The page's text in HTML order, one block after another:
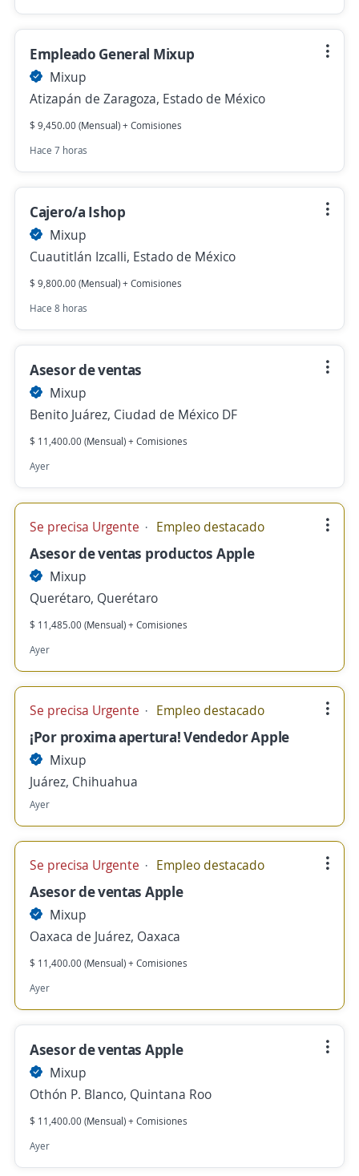
Empleado General Mixup
Mixup
Atizapán de Zaragoza, Estado de México
$ 9,450.00 (Mensual) + Comisiones
Hace 7 horas
Cajero/a Ishop
Mixup
Cuautitlán Izcalli, Estado de México
$ 9,800.00 (Mensual) + Comisiones
Hace 8 horas
Asesor de ventas
Mixup
Benito Juárez, Ciudad de México DF
$ 11,400.00 (Mensual) + Comisiones
Ayer
Se precisa Urgente Empleo destacado
Asesor de ventas productos Apple
Mixup
Querétaro, Querétaro
$ 11,485.00 (Mensual) + Comisiones
Ayer
Se precisa Urgente Empleo destacado
¡Por proxima apertura! Vendedor Apple
Mixup
Juárez, Chihuahua
Ayer
Se precisa Urgente Empleo destacado
Asesor de ventas Apple
Mixup
Oaxaca de Juárez, Oaxaca
$ 11,400.00 (Mensual) + Comisiones
Ayer
Asesor de ventas Apple
Mixup
Othón P. Blanco, Quintana Roo
$ 11,400.00 (Mensual) + Comisiones
Ayer